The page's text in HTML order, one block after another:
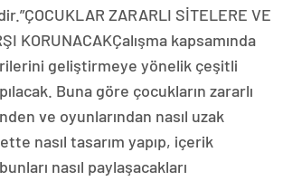
ZARARLI SİTELERE VE
KORUNACAKÇalışma kapsamında
geliştirmeye yönelik çeşitli
Buna göre çocukların zararlı
ve oyunlarından nasıl uzak
nasıl tasarım yapıp, içerik
nasıl paylaşacakları